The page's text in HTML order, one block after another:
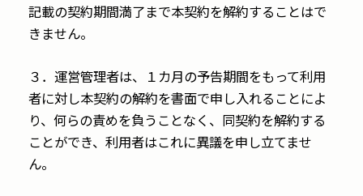
記載の契約期間満了まで本契約を解約することはで
きません。
３．運営管理者は、１カ月の予告期間をもって利用
者に対し本契約の解約を書面で申し入れることによ
り、何らの責めを負うことなく、同契約を解約する
ことができ、利用者はこれに異議を申し立てませ
ん。